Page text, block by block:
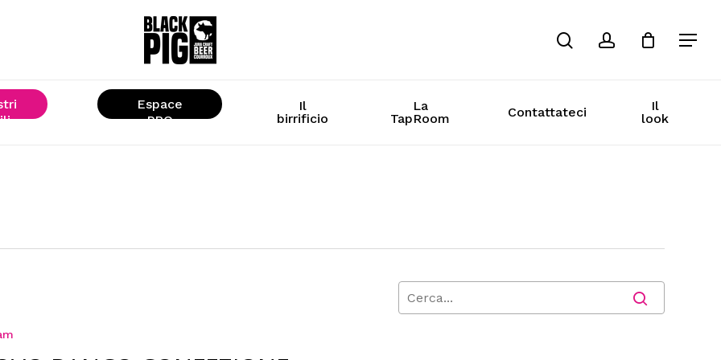
Espace
« PRO »
Il
birrificio
La
TapRoom
Contattateci
Il
look